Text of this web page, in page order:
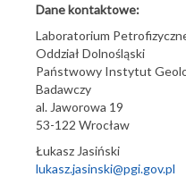
Dane kontaktowe:
Laboratorium
Oddział Dolnośląski
Państwowy Instytut
Badawczy
al. Jaworowa 19
53-122 Wrocław
Łukasz Jasiński
lukasz.jasinski@pgi.gov.pl